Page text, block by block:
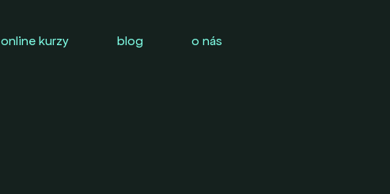
online kurzy blog o nás